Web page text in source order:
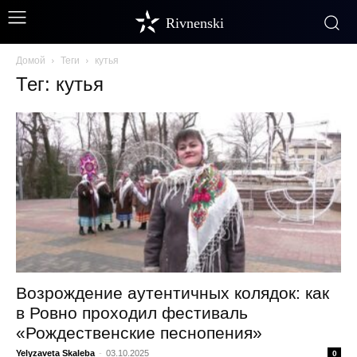
Rivnenski
Домой Теги кутья
Тег: кутья
Возрождение аутентичных колядок: как
в Ровно проходил фестиваль
«Рождественские песнопения»
Yelyzaveta Skaleba - 03.10.2025 0